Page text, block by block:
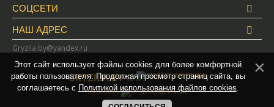
СОЦСЕТИ
НАШ АДРЕС
Gryzila.by@yandex.ru
GRYZILA.BY ©
2018-2026
Этот сайт использует файлы cookies для более комфортной
работы пользователя. Продолжая просмотр страниц сайта, вы
соглашаетесь с Политикой использования файлов cookies.